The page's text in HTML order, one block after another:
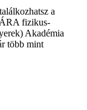
a
fizikus-
Akadémia
több mint